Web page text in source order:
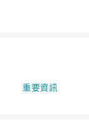
重要資訊